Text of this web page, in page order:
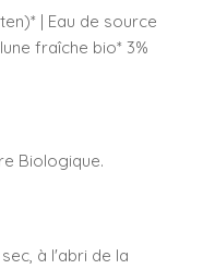
| Eau de source
fraîche bio* 3%
Biologique.
à l'abri de la